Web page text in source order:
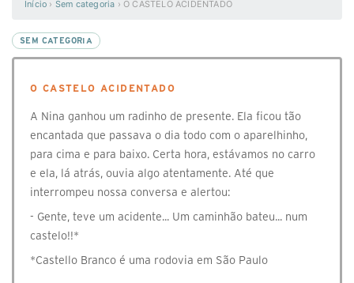
Início › Sem categoria ›O CASTELO ACIDENTADO
SEM CATEGORIA
O CASTELO ACIDENTADO
A Nina ganhou um radinho de presente. Ela ficou tão
encantada que passava o dia todo com o aparelhinho,
para cima e para baixo. Certa hora, estávamos no carro
e ela, lá atrás, ouvia algo atentamente. Até que
interrompeu nossa conversa e alertou:
- Gente, teve um acidente... Um caminhão bateu... num
castelo!!*
*Castello Branco é uma rodovia em São Paulo